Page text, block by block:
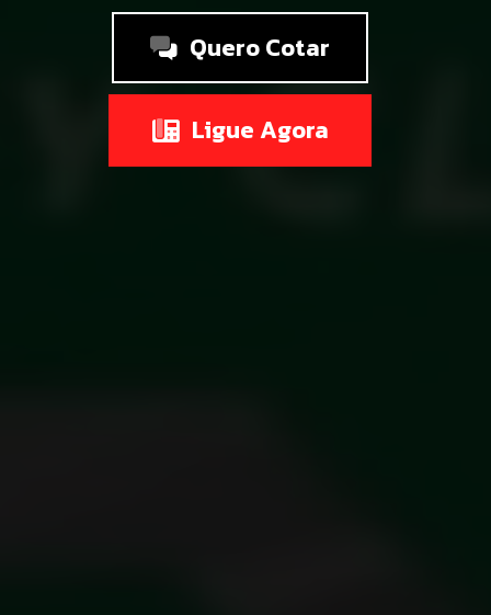
Quero Cotar
Ligue Agora